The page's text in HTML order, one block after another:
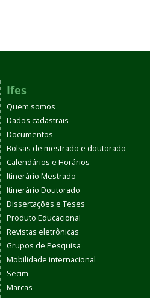
Ifes
Quem somos
Dados cadastrais
Documentos
Bolsas de mestrado e doutorado
Calendários e Horários
Itinerário Mestrado
Itinerário Doutorado
Dissertações e Teses
Produto Educacional
Revistas eletrônicas
Grupos de Pesquisa
Mobilidade internacional
Secim
Marcas